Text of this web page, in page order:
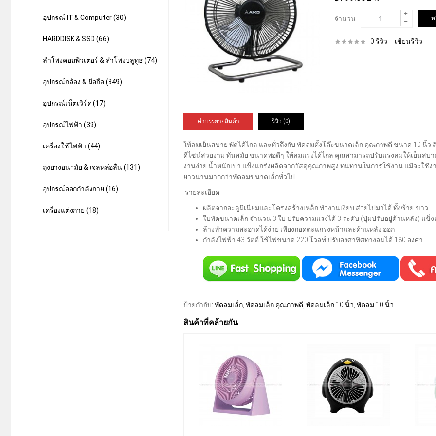
อุปกรณ์ IT & Computer (30)
HARDDISK & SSD (66)
ลำโพงคอมพิวเตอร์ & ลำโพงบลูทูธ (74)
อุปกรณ์กล้อง & มือถือ (349)
อุปกรณ์เน็ตเวิร์ค (17)
อุปกรณ์ไฟฟ้า (39)
เครื่องใช้ไฟฟ้า (44)
ถุงยางอนามัย & เจลหล่อลื่น (131)
อุปกรณ์ออกกำลังกาย (16)
เครื่องแต่งกาย (18)
จำนวน
0 รีวิว เขียนรีวิว
คำบรรยายสินค้า รีวิว (0)
ให้ลมเย็นสบาย พัดได้ไกล และทั่วถึงกับ พัดลมตั้งโต๊ะขนาดเล็ก คุณภาพดี ขนาด 10 นิ้ว
ดีไซน์สวยงาม ทันสมัย ขนาดพอดีๆ ให้ลมแรงได้ไกล คุณสามารถปรับแรงลมให้เย็นสบา
งานง่าย น้ำหนักเบา แข็งแกร่งผลิตจากวัสดุคุณภาพสูง ทนทานในการใช้งาน แม้จะใ
ยาวนานมากกว่าพัดลมขนาดเล็กทั่วไป
รายละเอียด
ผลิตจากอะลูมิเนียมและโครงสร้างเหล็ก ทำงานเงียบ ส่ายไปมาได้ ทั้งซ้าย-ขาว
ใบพัดขนาดเล็ก จำนวน 3 ใบ ปรับความแรงได้ 3 ระดับ (ปุ่มปรับอยู่ด้านหลัง) แข็
ล้างทำความสะอาดได้ง่าย เพียงถอดตะแกรงหน้าและด้านหลัง ออก
กำลังไฟฟ้า 43 วัตต์ ใช้ไฟขนาด 220 โวลท์ ปรับองศาทิศทางลมได้ 180 องศา
ป้ายกำกับ: พัดลมเล็ก พัดลมเล็ก คุณภาพดี พัดลมเล็ก 10 นิ้ว พัดลม 10 นิ้ว
สินค้าที่คล้ายกัน